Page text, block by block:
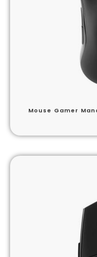
Mouse Gamer